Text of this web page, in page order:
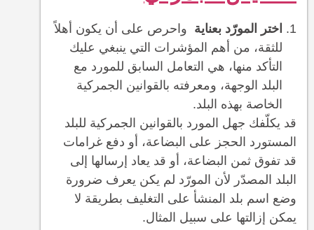
اختر المورّد بعناية واحرص على أن يكون أهلاً
للثقة، من أهم المؤشرات التي ينبغي عليك
التأكد منها، هي التعامل السابق للمورد مع
البلد الوجهة، ومعرفته بالقوانين الجمركية
الخاصة بهذه البلد.
قد يكلّفك جهل المورد بالقوانين الجمركية للبلد
المستورد الحجز على البضاعة، أو دفع غرامات
قد تفوق ثمن البضاعة، أو قد يعاد إرسالها إلى
البلد المصدّر لأن المورّد لم يكن يعرف ضرورة
وضع اسم بلد المنشأ على التغليف بطريقة لا
يمكن إزالتها على سبيل المثال.